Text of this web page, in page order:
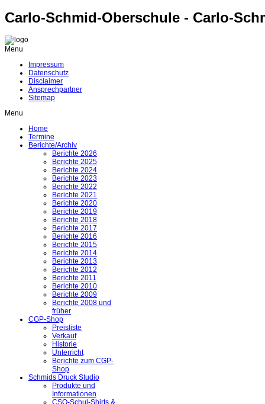
Carlo-Schmid-Oberschule - Carlo-
Menu
Impressum
Datenschutz
Disclaimer
Ansprechpartner
Sitemap
Menu
Home
Termine
Berichte/Archiv
Berichte 2026
Berichte 2025
Berichte 2024
Berichte 2023
Berichte 2022
Berichte 2021
Berichte 2020
Berichte 2019
Berichte 2018
Berichte 2017
Berichte 2016
Berichte 2015
Berichte 2014
Berichte 2013
Berichte 2012
Berichte 2011
Berichte 2010
Berichte 2009
Berichte 2008 und
früher
CGP-Shop
Preisliste
Verkauf
Historie
Unterricht
Berichte zum CGP-
Shop
Schmids Druck Studio
Produkte und
Informationen
CSO-Schul-Shirts &